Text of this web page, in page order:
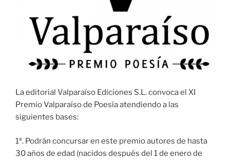
La editorial Valparaíso Ediciones S.L. convoca el XI
Premio Valparaíso de Poesía atendiendo a las
siguientes bases:
1ª. Podrán concursar en este premio autores de hasta
30 años de edad (nacidos después del 1 de enero de